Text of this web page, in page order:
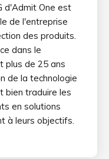
d'Admit One est
de l'entreprise
des produits.
dans le
plus de 25 ans
de la technologie
bien traduire les
en solutions
à leurs objectifs.